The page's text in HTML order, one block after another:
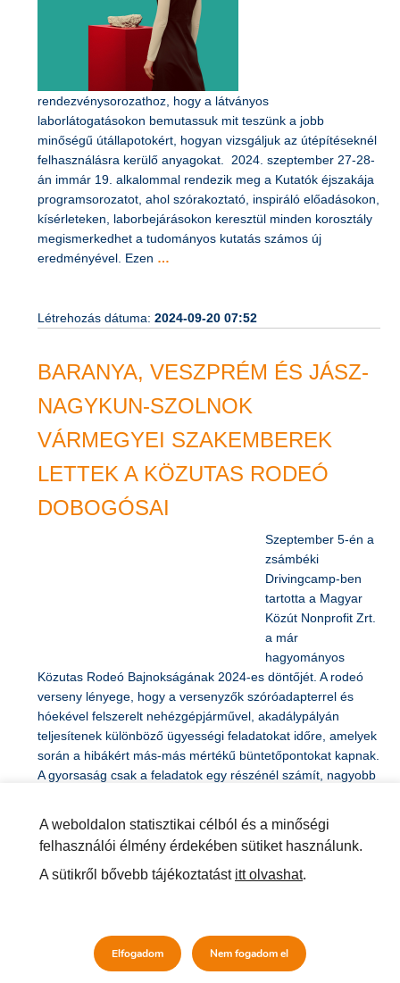
rendezvénysorozathoz, hogy a látványos
laborlátogatásokon bemutassuk mit teszünk a jobb
minőségű útállapotokért, hogyan vizsgáljuk az útépítéseknél
felhasználásra kerülő anyagokat. 2024. szeptember 27-28-
án immár 19. alkalommal rendezik meg a Kutatók éjszakája
programsorozatot, ahol szórakoztató, inspiráló előadásokon,
kísérleteken, laborbejárásokon keresztül minden korosztály
megismerkedhet a tudományos kutatás számos új
NAGYKUN-SZOLNOK
VÁRMEGYEI SZAKEMBEREK
LETTEK A KÖZUTAS RODEÓ
Szeptember 5-én a
zsámbéki
Drivingcamp-ben
tartotta a Magyar
Közút Nonprofit Zrt.
a már
hagyományos
Közutas Rodeó Bajnokságának 2024-es döntőjét. A rodeó
verseny lényege, hogy a versenyzők szóróadapterrel és
hóekével felszerelt nehézgépjárművel, akadálypályán
teljesítenek különböző ügyességi feladatokat időre, amelyek
során a hibákért más-más mértékű büntetőpontokat kapnak.
Létrehozás dátuma:2024-09-16 08:44
SZERKEZET* JAVÍTÁS
A weboldalon statisztikai célból és a minőségi
felhasználói élmény érdekében sütiket használunk.
A sütikről bővebb tájékoztatást itt olvashat.
Elfogadom Nem fogadom el